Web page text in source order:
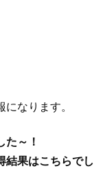
なります。
た～！
結果はこちらでし